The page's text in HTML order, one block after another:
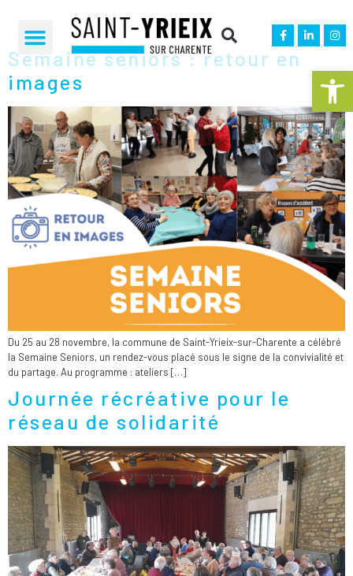
Ouvrir
CATÉGORIE :CCAS
Semaine seniors : retour en
images
Du 25 au 28 novembre, la commune de Saint-Yrieix-sur-Charente a célébré
la Semaine Seniors, un rendez-vous placé sous le signe de la convivialité et
du partage. Au programme : ateliers […]
Journée récréative pour le
réseau de solidarité